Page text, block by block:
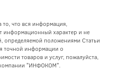
что вся информация,
информационный характер и не
определяемой положениями Статьи
точной информации о
товаров и услуг, пожалуйста,
"ИНФОКОМ".